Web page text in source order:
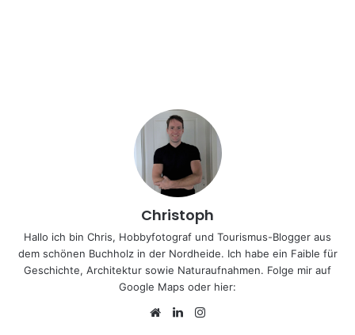
Christoph
Hallo ich bin Chris, Hobbyfotograf und Tourismus-Blogger aus
dem schönen Buchholz in der Nordheide. Ich habe ein Faible für
Geschichte, Architektur sowie Naturaufnahmen. Folge mir auf
Google Maps oder hier:
We
Lin